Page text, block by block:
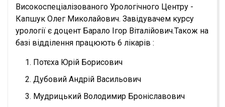
Високоспеціалізованого Урологічного Центру -
Капшук Олег Миколайович. Завідувачем курсу
урології є доцент Барало Ігор Віталійович.Також на
базі відділення працюють 6 лікарів :
Потєха Юрій Борисович
Дубовий Андрій Васильович
Мудрицький Володимир Броніславович